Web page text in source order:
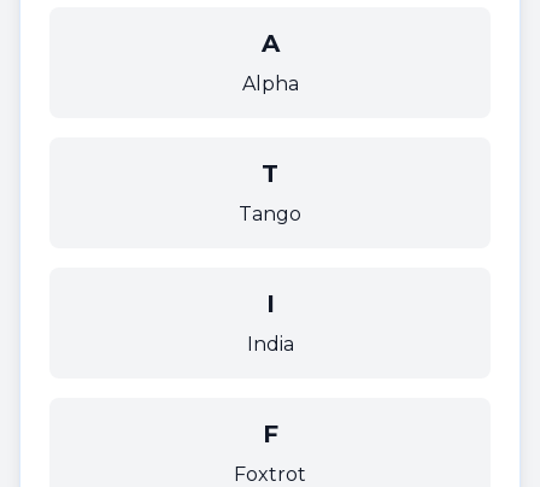
A
Alpha
T
Tango
I
India
F
Foxtrot